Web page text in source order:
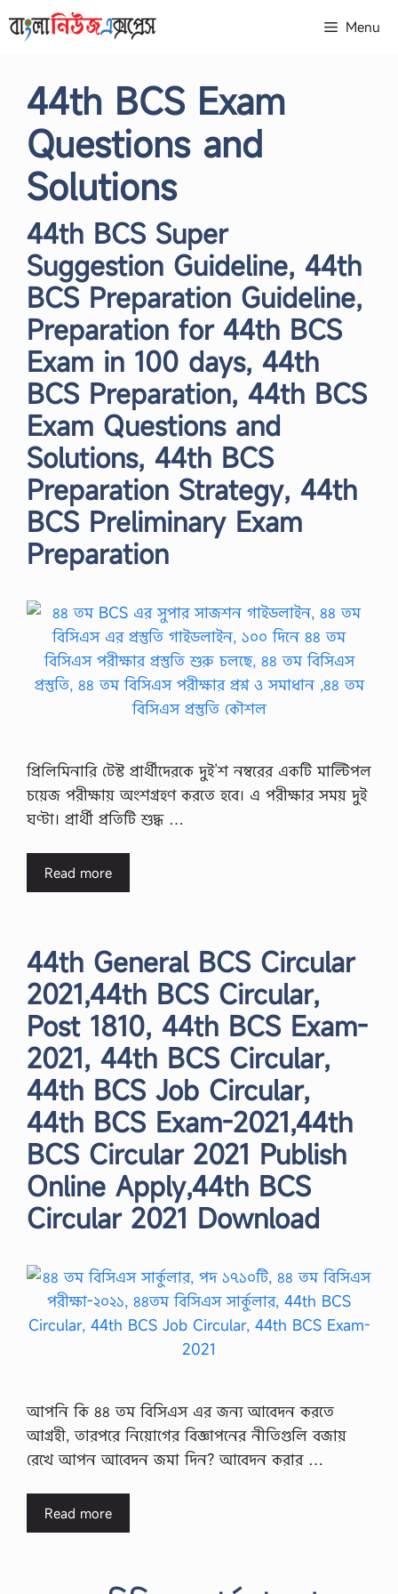
to
Menu
44th BCS Exam
Questions and
Solutions
44th BCS Super
Suggestion Guideline, 44th
BCS Preparation Guideline,
Preparation for 44th BCS
Exam in 100 days, 44th
BCS Preparation, 44th BCS
Exam Questions and
Solutions, 44th BCS
Preparation Strategy, 44th
BCS Preliminary Exam
Preparation
প্রিলিমিনারি টেস্ট প্রার্থীদেরকে দুই’শ নম্বরের একটি মাল্টিপল
চয়েজ পরীক্ষায় অংশগ্রহণ করতে হবে। এ পরীক্ষার সময় দুই
ঘণ্টা। প্রার্থী প্রতিটি শুদ্ধ …
Read more
44th General BCS Circular
2021,44th BCS Circular,
Post 1810, 44th BCS Exam-
2021, 44th BCS Circular,
44th BCS Job Circular,
44th BCS Exam-2021,44th
BCS Circular 2021 Publish
Online Apply,44th BCS
Circular 2021 Download
আপনি কি ৪৪ তম বিসিএস এর জন্য আবেদন করতে
আগ্রহী, তারপরে নিয়োগের বিজ্ঞাপনের নীতিগুলি বজায়
রেখে আপন আবেদন জমা দিন? আবেদন করার …
Read more